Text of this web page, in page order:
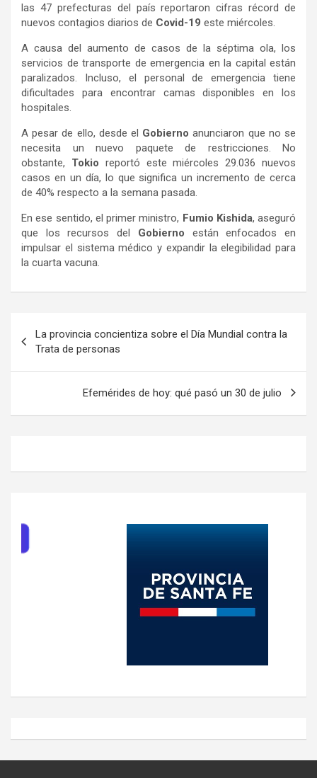
las 47 prefecturas del país reportaron cifras récord de
nuevos contagios diarios de Covid-19 este miércoles.
A causa del aumento de casos de la séptima ola, los
servicios de transporte de emergencia en la capital están
paralizados. Incluso, el personal de emergencia tiene
dificultades para encontrar camas disponibles en los
hospitales.
A pesar de ello, desde el Gobiernoanunciaron que no se
necesita un nuevo paquete de restricciones. No
obstante, Tokio reportó este miércoles 29.036 nuevos
casos en un día, lo que significa un incremento de cerca
de 40% respecto a la semana pasada.
En ese sentido, el primer ministro, Fumio Kishida, aseguró
que los recursos del Gobierno están enfocados en
impulsar el sistema médico y expandir la elegibilidad para
la cuarta vacuna.
de
entradas
La provincia concientiza sobre el Día Mundial contra la
Trata de personas
Efemérides de hoy: qué pasó un 30 de julio